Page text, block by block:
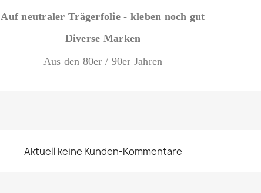
Auf neutraler Trägerfolie - kleben noch gut
Diverse Marken
Aus den 80er / 90er Jahren
Aktuell keine Kunden-Kommentare